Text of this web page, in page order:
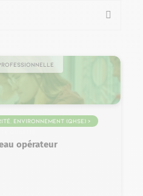
Environnement (QHSE) >
opérateur